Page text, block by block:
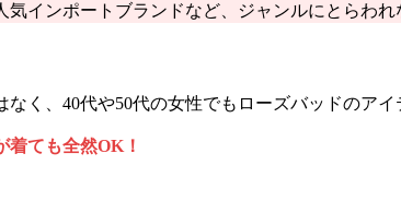
インポートブランドなど、ジャンルにとらわれ
く、40代や50代の女性でもローズバッドのア
着ても全然OK！